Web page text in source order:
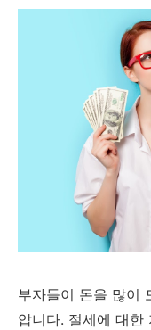
부자들이 돈을 많이
압니다. 절세에 대한